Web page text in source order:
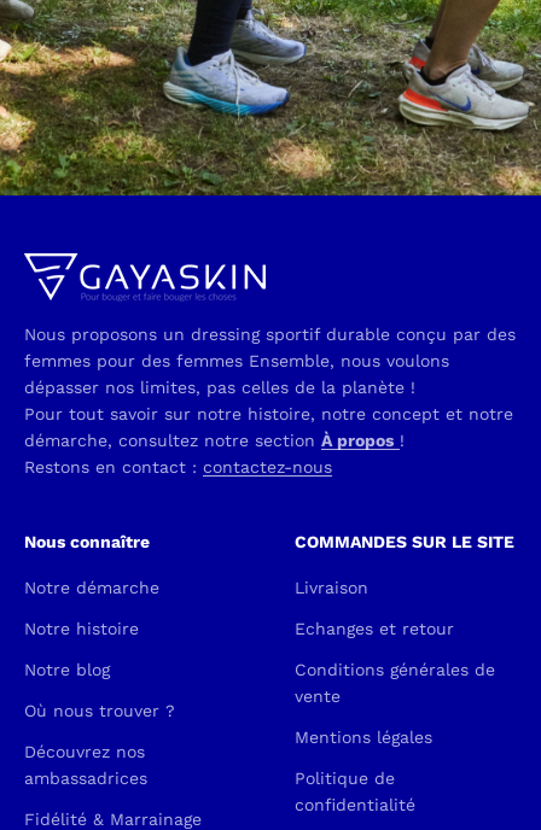
Nous proposons un dressing sportif durable conçu par des
femmes pour des femmes Ensemble, nous voulons
dépasser nos limites, pas celles de la planète !
Pour tout savoir sur notre histoire, notre concept et notre
démarche, consultez notre section À propos !
Restons en contact : contactez-nous
Nous connaître
Notre démarche
Notre histoire
Notre blog
Où nous trouver ?
Découvrez nos
ambassadrices
Fidélité & Marrainage
COMMANDES SUR LE SITE
Livraison
Echanges et retour
Conditions générales de
vente
Mentions légales
Politique de
confidentialité